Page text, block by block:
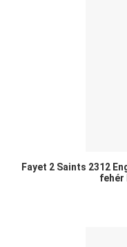
Fayet 2 Saints 2312
fehér